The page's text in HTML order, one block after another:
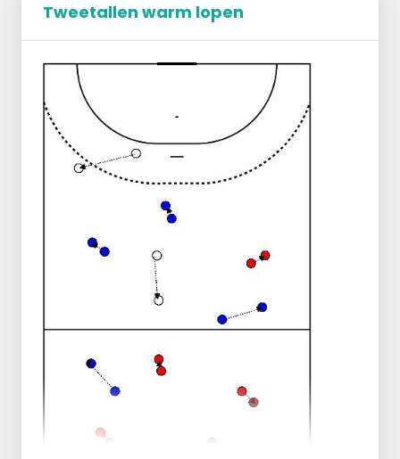
Je maakt tweetallen.
Allebei de personen gaan op de hoogte
van de palen staan op de cirkel.
Je loopt met 1 bal per tweetal naar de cirkel
aan de overkant toe.
Terwijl je rent naar de overkant gooi je de
bal over naar elkaar.
Als je aan de overkant bent loop je in
Bovenhands gooien.
Onderhands gooien.
Passen met sprongschot.
Zijwaartse sprong naar de andere
Kruispass naar de andere cirkel.
Tweetallen warm lopen